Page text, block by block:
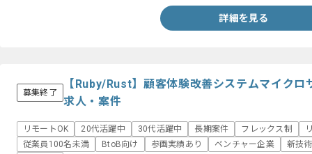
詳細を見る
募集終了
【Ruby/Rust】顧客体験改善システムマイクロ
求人・案件
リモートOK 20代活躍中 30代活躍中 長期案件 フレックス制
従業員100名未満
BtoB向け 参画実績あり ベンチャー企業
新技